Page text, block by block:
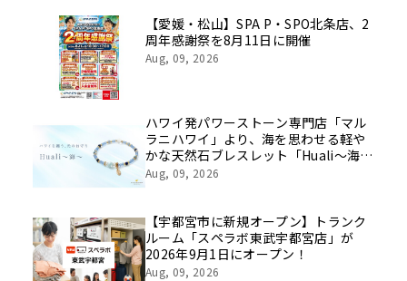
像を公開！
【愛媛・松山】SPA P・SPO北条店、2
周年感謝祭を8月11日に開催
Aug, 09, 2026
ハワイ発パワーストーン専門店「マル
ラニハワイ」より、海を思わせる軽や
かな天然石ブレスレット「Huali～海
～」新登場！表参道店・ルクアイーレ
Aug, 09, 2026
【宇都宮市に新規オープン】トランク
ルーム「スペラボ東武宇都宮店」が
2026年9月1日にオープン！
Aug, 09, 2026